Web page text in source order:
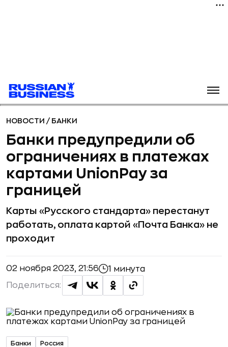
НОВОСТИ / БАНКИ
Банки предупредили об
ограничениях в платежах
картами UnionPay за
границей
Карты «Русского стандарта» перестанут
работать, оплата картой «Почта Банка» не
проходит
02 ноября 2023, 21:56 1 минута
Поделиться:
Банки Россия